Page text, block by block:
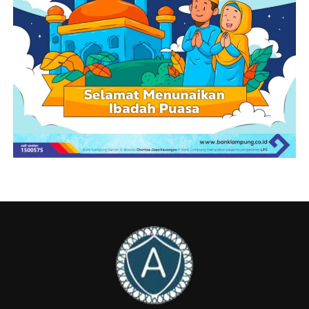
Menurutnya, guru memegang peranan krusial sebagai
agen perubahan di tengah masyarakat.“Kami menaruh
harapan besar agar ilmu yang diperoleh hari ini tidak
berhenti di sini, tetapi diteruskan kepada para siswa,
rekan kerja, dan masyarakat sekitar.
Melalui Tim Percepatan Akses Keuangan Daerah
(TPAKD), Pemkab Pesisir Barat berkomitmen
memastikan literasi dan inklusi keuangan berjalan
beriringan sehingga masyarakat lebih siap
Guna memberikan ketenangan bagi masyarakat yang
mulai mengakses asuransi jiwa, OJK menjamin adanya
pengawasan yang ketat terhadap seluruh lembaga jasa
keuangan. Sesuai dengan amanat Undang-Undang